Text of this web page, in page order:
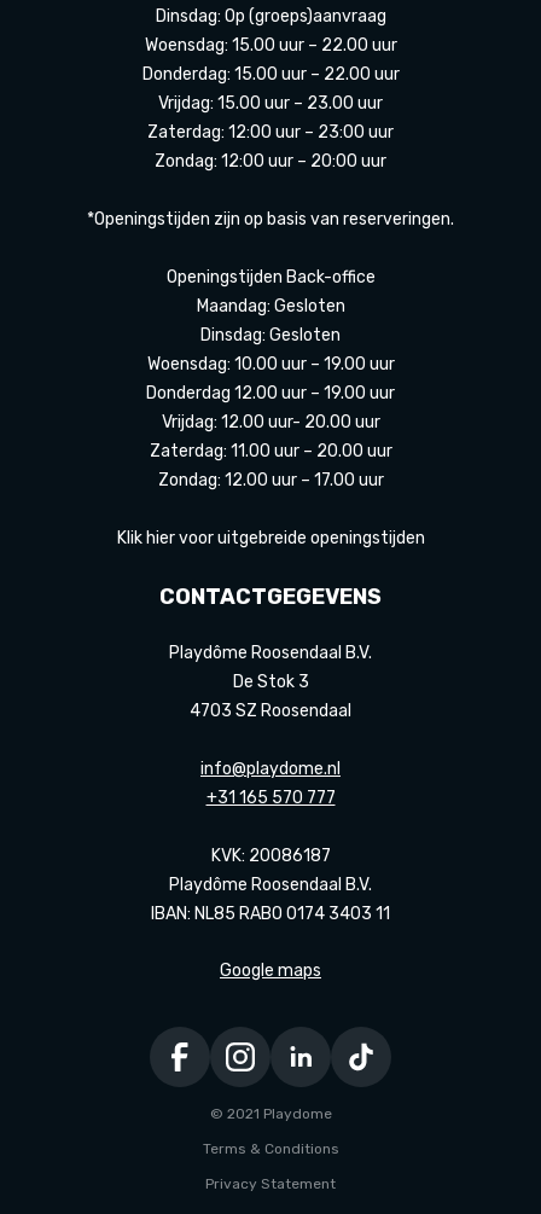
Dinsdag: Op (groeps)aanvraag
Woensdag: 15.00 uur – 22.00 uur
Donderdag: 15.00 uur – 22.00 uur
Vrijdag: 15.00 uur – 23.00 uur
Zaterdag: 12:00 uur – 23:00 uur
Zondag: 12:00 uur – 20:00 uur
*Openingstijden zijn op basis van reserveringen.
Openingstijden Back-office
Maandag: Gesloten
Dinsdag: Gesloten
Woensdag: 10.00 uur – 19.00 uur
Donderdag 12.00 uur – 19.00 uur
Vrijdag: 12.00 uur- 20.00 uur
Zaterdag: 11.00 uur – 20.00 uur
Zondag: 12.00 uur – 17.00 uur
Klik hier voor uitgebreide openingstijden
CONTACTGEGEVENS
Playdôme Roosendaal B.V.
De Stok 3
4703 SZ Roosendaal
info@playdome.nl
+31 165 570 777
KVK: 20086187
Playdôme Roosendaal B.V.
IBAN: NL85 RABO 0174 3403 11
Google maps
© 2021 Playdome
Terms & Conditions
Privacy Statement